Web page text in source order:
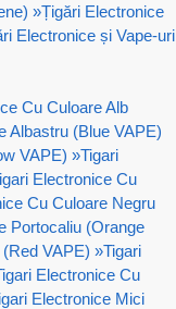
»Țigări Electronice
Electronice și Vape-uri
Cu Culoare Alb
Albastru (Blue VAPE)
VAPE) »Tigari
Electronice Cu
Cu Culoare Negru
Portocaliu (Orange
VAPE) »Tigari
Electronice Cu
Electronice Mici